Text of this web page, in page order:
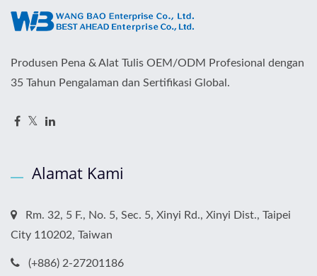
Produsen Pena & Alat Tulis OEM/ODM Profesional dengan
35 Tahun Pengalaman dan Sertifikasi Global.
Alamat Kami
Rm. 32, 5 F., No. 5, Sec. 5, Xinyi Rd., Xinyi Dist., Taipei
City 110202, Taiwan
(+886) 2-27201186